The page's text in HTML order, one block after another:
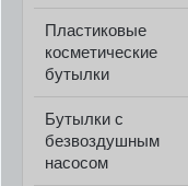
Пластиковые
косметические
бутылки
Бутылки с
безвоздушным
насосом